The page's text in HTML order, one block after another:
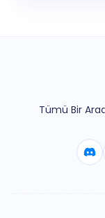
Tümü Bir